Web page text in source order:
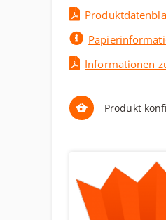
Informationen
Produkt